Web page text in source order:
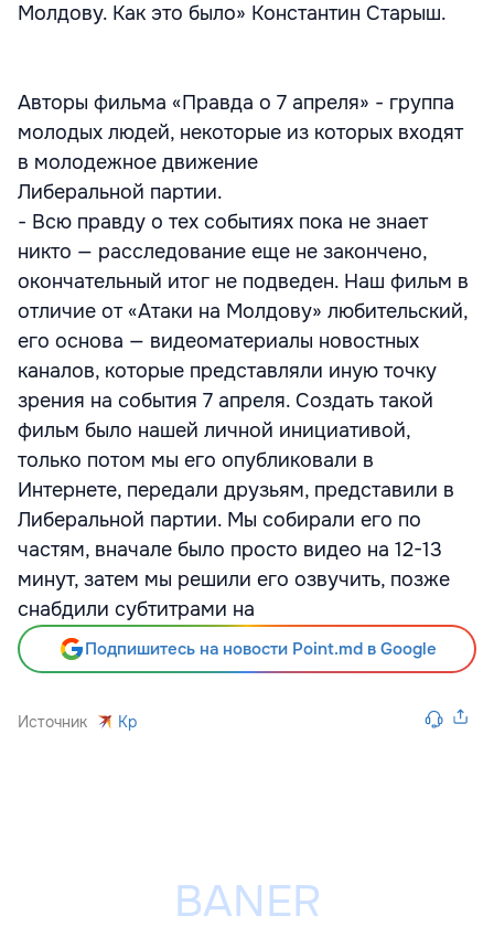
Молдову. Как это было» Константин Старыш.
Авторы фильма «Правда о 7 апреля» - группа
молодых людей, некоторые из которых входят
в молодежное движение
Либеральной партии.
- Всю правду о тех событиях пока не знает
никто — расследование еще не закончено,
окончательный итог не подведен. Наш фильм в
отличие от «Атаки на Молдову» любительский,
его основа — видеоматериалы новостных
каналов, которые представляли иную точку
зрения на события 7 апреля. Создать такой
фильм было нашей личной инициативой,
только потом мы его опубликовали в
Интернете, передали друзьям, представили в
Либеральной партии. Мы собирали его по
частям, вначале было просто видео на 12-13
минут, затем мы решили его озвучить, позже
снабдили субтитрами на
Подпишитесь на новости Point.md в Google
Источник Kp